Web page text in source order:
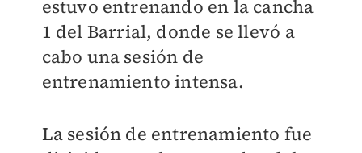
estuvo entrenando en la cancha
1 del Barrial, donde se llevó a
cabo una sesión de
entrenamiento intensa.
La sesión de entrenamiento fue